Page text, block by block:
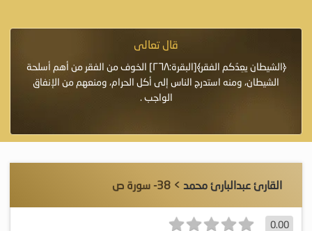
قال تعالى
﴿الشيطان يعِدُكم الفقر﴾[البقرة:٢٦٨] الخوف من الفقر من أهم أسلحة
الشيطان، ومنه استدرج الناس إلى أكل الحرام، ومنعهم من الإنفاق
الواجب .
القارئ عبدالبارئ محمد > 38- سورة ص
0.00